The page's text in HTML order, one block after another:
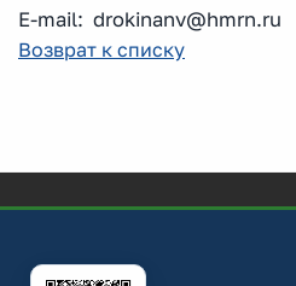
E-mail: drokinanv@hmrn.ru
Возврат к списку